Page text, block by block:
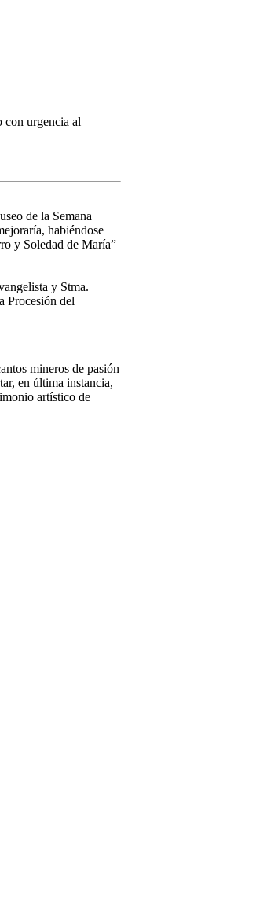
con urgencia al
de la Semana
habiéndose
y Soledad de María”
y Stma.
Procesión del
mineros de pasión
en última instancia,
artístico de